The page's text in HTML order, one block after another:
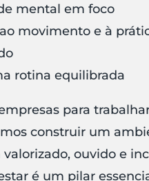
mental em foco
movimento e à
rotina equilibrada
para
construir um
ouvido e
é um pilar